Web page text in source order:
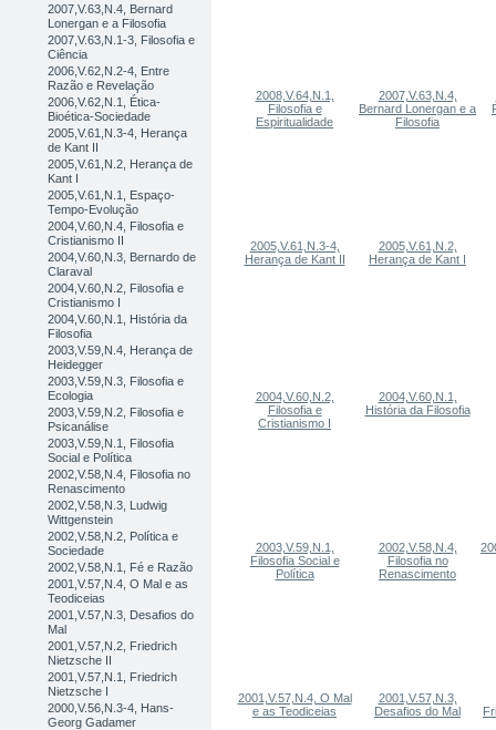
2007,V.63,N.4, Bernard
Lonergan e a Filosofia
2007,V.63,N.1-3, Filosofia e
Ciência
2006,V.62,N.2-4, Entre
Razão e Revelação
2006,V.62,N.1, Ética-
Bioética-Sociedade
2005,V.61,N.3-4, Herança
de Kant II
2005,V.61,N.2, Herança de
Kant I
2005,V.61,N.1, Espaço-
Tempo-Evolução
2004,V.60,N.4, Filosofia e
Cristianismo II
2004,V.60,N.3, Bernardo de
Claraval
2004,V.60,N.2, Filosofia e
Cristianismo I
2004,V.60,N.1, História da
Filosofia
2003,V.59,N.4, Herança de
Heidegger
2003,V.59,N.3, Filosofia e
Ecologia
2003,V.59,N.2, Filosofia e
Psicanálise
2003,V.59,N.1, Filosofia
Social e Política
2002,V.58,N.4, Filosofia no
Renascimento
2002,V.58,N.3, Ludwig
Wittgenstein
2002,V.58,N.2, Política e
Sociedade
2002,V.58,N.1, Fé e Razão
2001,V.57,N.4, O Mal e as
Teodiceias
2001,V.57,N.3, Desafios do
Mal
2001,V.57,N.2, Friedrich
Nietzsche II
2001,V.57,N.1, Friedrich
Nietzsche I
2000,V.56,N.3-4, Hans-
Georg Gadamer
2008,V.64,N.1,
Filosofia e
Espiritualidade
2007,V.63,N.4,
Bernard Lonergan e a
Filosofia
2005,V.61,N.3-4,
Herança de Kant II
2005,V.61,N.2,
Herança de Kant I
2004,V.60,N.2,
Filosofia e
Cristianismo I
2004,V.60,N.1,
História da Filosofia
2003,V.59,N.1,
Filosofia Social e
Política
2002,V.58,N.4,
Filosofia no
Renascimento
2001,V.57,N.4, O Mal
e as Teodiceias
2001,V.57,N.3,
Desafios do Mal